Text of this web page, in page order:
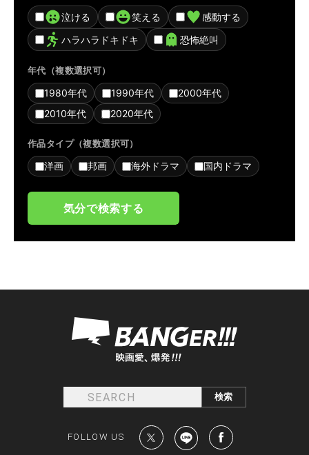
泣ける 笑える
感動する
ハラハラドキドキ
恐怖絶叫
年代（複数選択可）
1980年代 1990年代
2000年代
2010年代
2020年代
作品タイプ（複数選択可）
洋画 邦画 海外ドラマ 国内ドラマ
気分で検索する
FOLLOW US